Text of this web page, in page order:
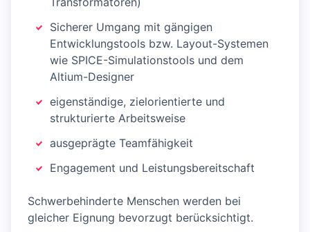
Sicherer Umgang mit gängigen
Entwicklungstools bzw. Layout-Systemen
wie SPICE-Simulationstools und dem
Altium-Designer
eigenständige, zielorientierte und
strukturierte Arbeitsweise
ausgeprägte Teamfähigkeit
Engagement und Leistungsbereitschaft
Schwerbehinderte Menschen werden bei
gleicher Eignung bevorzugt berücksichtigt.